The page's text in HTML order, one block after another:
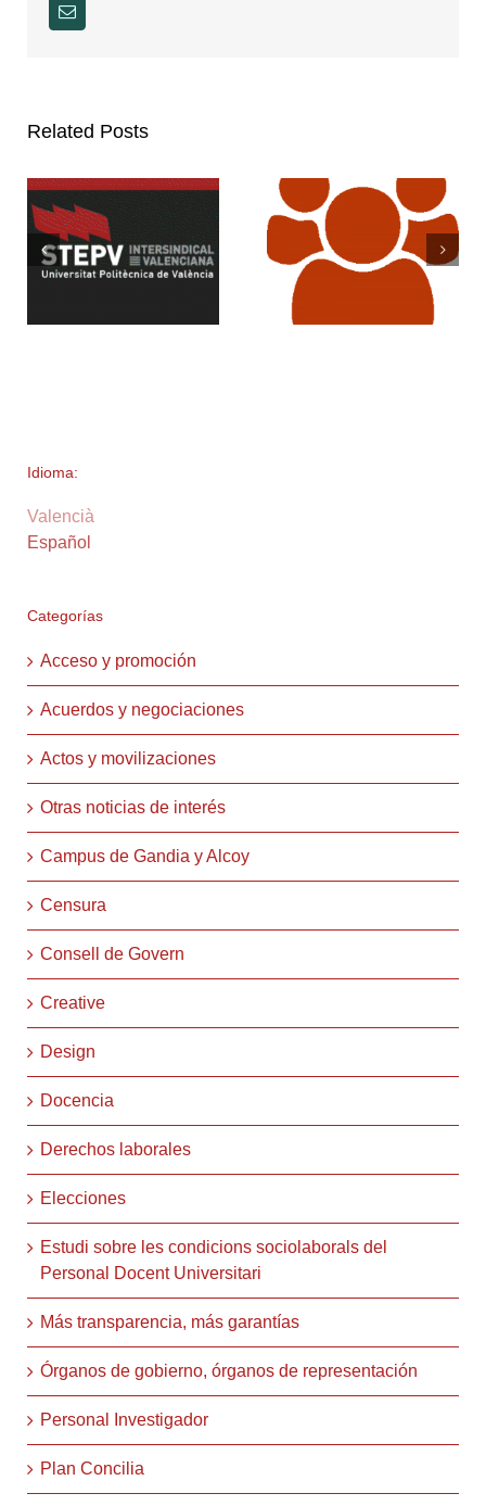
Email
Related Posts
Idioma:
Valencià
Español
Categorías
Acceso y promoción
Acuerdos y negociaciones
Actos y movilizaciones
Otras noticias de interés
Campus de Gandia y Alcoy
Censura
Consell de Govern
Creative
Design
Docencia
Derechos laborales
Elecciones
Estudi sobre les condicions sociolaborals del
Personal Docent Universitari
Más transparencia, más garantías
Órganos de gobierno, órganos de representación
Personal Investigador
Plan Concilia